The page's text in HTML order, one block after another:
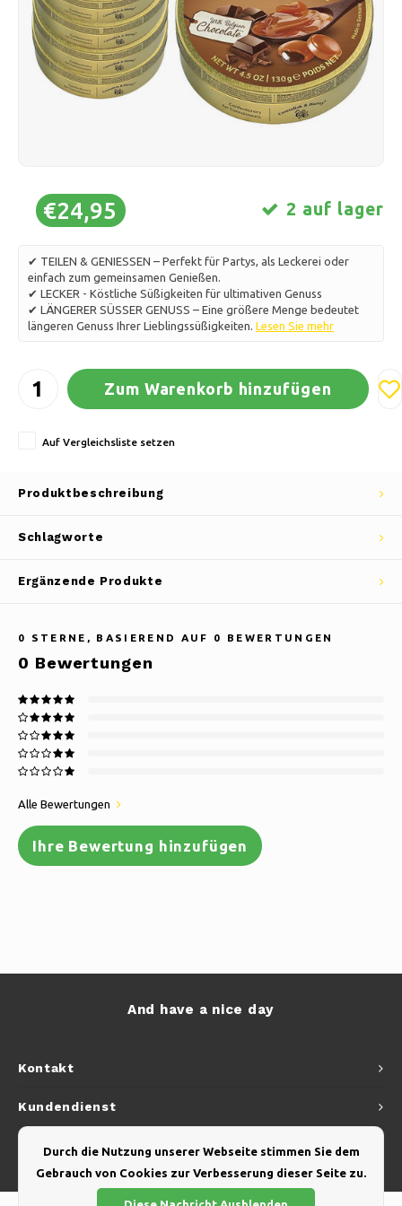
Schlittschuhlaufen
Kissen & Bettwäsche
Lampen & Beleuchtung
Körbe, Töpfe & Vasen
Polski
€24,95 2 auf lager
✔ TEILEN & GENIESSEN – Perfekt für Partys, als Leckerei oder
einfach zum gemeinsamen Genießen.
✔ LECKER - Köstliche Süßigkeiten für ultimativen Genuss
✔ LÄNGERER SÜSSER GENUSS – Eine größere Menge bedeutet
längeren Genuss Ihrer Lieblingssüßigkeiten. Lesen Sie mehr
Zum Warenkorb hinzufügen
Auf Vergleichsliste setzen
Produktbeschreibung
Schlagworte
Ergänzende Produkte
0 STERNE, BASIEREND AUF 0 BEWERTUNGEN
0 Bewertungen
Alle Bewertungen
Ihre Bewertung hinzufügen
Kontakt
And have a nice day
Kundendienst
Mein Konto
Durch die Nutzung unserer Webseite stimmen Sie dem
Gebrauch von Cookies zur Verbesserung dieser Seite zu.